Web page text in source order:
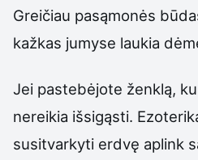
Greičiau pasąmonės
kažkas jumyse laukia
Jei pastebėjote ženklą,
nereikia išsigąsti.
susitvarkyti erdvę aplink